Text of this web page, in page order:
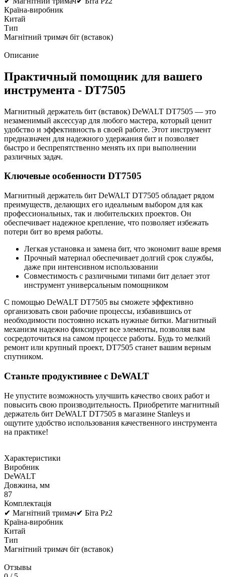
Країна-виробник
Китай
Тип
Магнітний тримач біт (вставок)
Описание
Практичный помощник для вашего
инструмента - DT7505
Магнитный держатель бит (вставок) DeWALT DT7505 — это
незаменимый аксессуар для любого мастера, который ценит
удобство и эффективность в своей работе. Этот инструмент
предназначен для надежного удержания бит и позволяет
быстро и беспрепятственно менять их при выполнении
различных задач.
Ключевые особенности DT7505
Магнитный держатель бит DeWALT DT7505 обладает рядом
преимуществ, делающих его идеальным выбором для как
профессиональных, так и любительских проектов. Он
обеспечивает надежное крепление, что позволяет избежать
потери бит во время работы.
Легкая установка и замена бит, что экономит ваше время
Прочный материал обеспечивает долгий срок службы,
даже при интенсивном использовании
Совместимость с различными типами бит делает этот
инструмент универсальным помощником
С помощью DeWALT DT7505 вы сможете эффективно
организовать свои рабочие процессы, избавившись от
необходимости постоянно искать нужные битки. Магнитный
механизм надежно фиксирует все элементы, позволяя вам
сосредоточиться на самом процессе работы. Будь то мелкий
ремонт или крупный проект, DT7505 станет вашим верным
спутником.
Станьте продуктивнее с DeWALT
Не упустите возможность улучшить качество своих работ и
повысить свою производительность. Приобретите магнитный
держатель бит DeWALT DT7505 в магазине Stanleys и
ощутите удобство использования качественного инструмента
на практике!
Характеристики
Виробник
DeWALT
Довжина, мм
87
Комплектація
✔ Магнітний тримач✔ Біта Pz2
Країна-виробник
Китай
Тип
Магнітний тримач біт (вставок)
Отзывы